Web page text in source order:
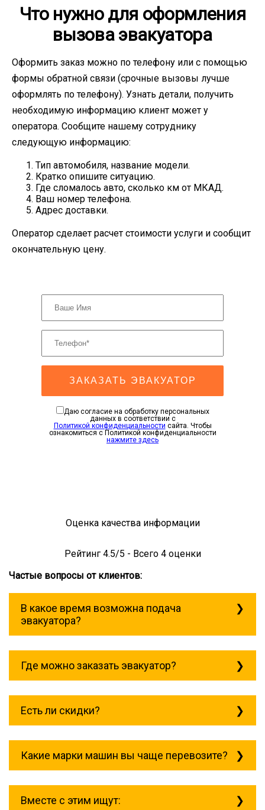
Что нужно для оформления
вызова эвакуатора
Оформить заказ можно по телефону или с помощью
формы обратной связи (срочные вызовы лучше
оформлять по телефону). Узнать детали, получить
необходимую информацию клиент может у
оператора. Сообщите нашему сотруднику
следующую информацию:
Тип автомобиля, название модели.
Кратко опишите ситуацию.
Где сломалось авто, сколько км от МКАД.
Ваш номер телефона.
Адрес доставки.
Оператор сделает расчет стоимости услуги и сообщит
окончательную цену.
ЗАКАЗАТЬ ЭВАКУАТОР
Даю согласие на обработку персональных
данных в соответствии с
Политикой конфиденциальности сайта. Чтобы
ознакомиться с Политикой конфиденциальности
нажмите здесь
Оценка качества информации
Рейтинг 4.5/5 - Всего 4оценки
Частые вопросы от клиентов:
В какое время возможна подача
эвакуатора?
круглосуточно, без выходных поэтому
звоните в любое время. Технопарк
Где можно заказать эвакуатор?
Москва, Область. Для перевозки
межгород на любое расстояние звоните
Есть ли скидки?
клиентов. Услуги нашего эвакуатора и так
можно получить дешево и быстро
Какие марки машин вы чаще перевозите?
isuzu;
Вместе с этим ищут: